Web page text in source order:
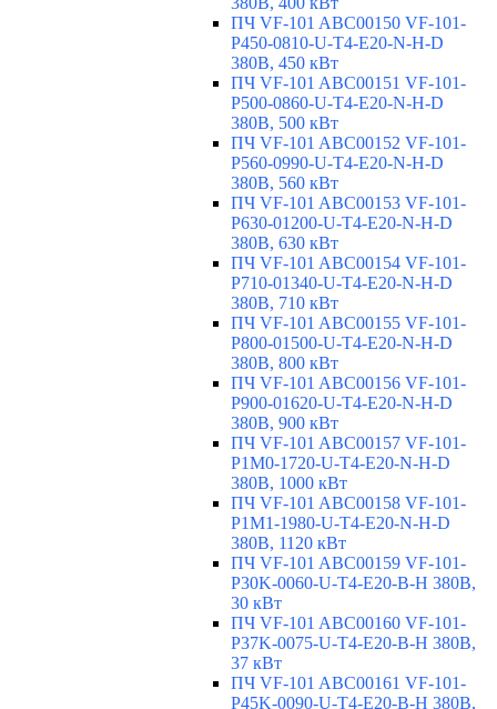
ПЧ VF-101 ABC00150 VF-101-
P450-0810-U-T4-E20-N-H-D
380В, 450 кВт
ПЧ VF-101 ABC00151 VF-101-
P500-0860-U-T4-E20-N-H-D
380В, 500 кВт
ПЧ VF-101 ABC00152 VF-101-
P560-0990-U-T4-E20-N-H-D
380В, 560 кВт
ПЧ VF-101 ABC00153 VF-101-
P630-01200-U-T4-E20-N-H-D
380В, 630 кВт
ПЧ VF-101 ABC00154 VF-101-
P710-01340-U-T4-E20-N-H-D
380В, 710 кВт
ПЧ VF-101 ABC00155 VF-101-
P800-01500-U-T4-E20-N-H-D
380В, 800 кВт
ПЧ VF-101 ABC00156 VF-101-
P900-01620-U-T4-E20-N-H-D
380В, 900 кВт
ПЧ VF-101 ABC00157 VF-101-
P1M0-1720-U-T4-E20-N-H-D
380В, 1000 кВт
ПЧ VF-101 ABC00158 VF-101-
P1M1-1980-U-T4-E20-N-H-D
380В, 1120 кВт
ПЧ VF-101 ABC00159 VF-101-
P30K-0060-U-T4-E20-B-H 380В,
30 кВт
ПЧ VF-101 ABC00160 VF-101-
P37K-0075-U-T4-E20-B-H 380В,
37 кВт
ПЧ VF-101 ABC00161 VF-101-
P45K-0090-U-T4-E20-B-H 380В,